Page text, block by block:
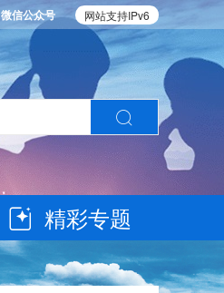
网站支持IPv6
微信公众号
精彩专题